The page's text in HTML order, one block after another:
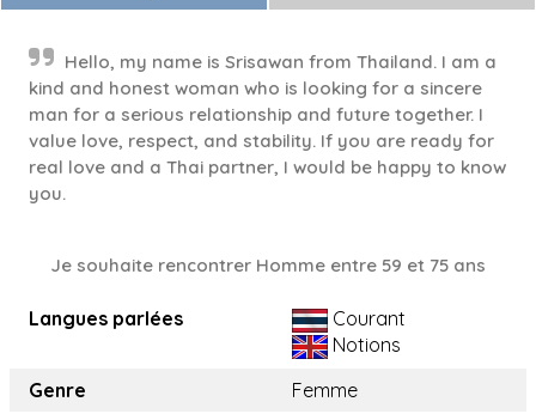
Hello, my name is Srisawan from Thailand. I am a
kind and honest woman who is looking for a sincere
man for a serious relationship and future together. I
value love, respect, and stability. If you are ready for
real love and a Thai partner, I would be happy to know
you.
Je souhaite rencontrer Homme entre 59 et 75 ans
Langues parlées
Courant
Notions
Genre
Femme